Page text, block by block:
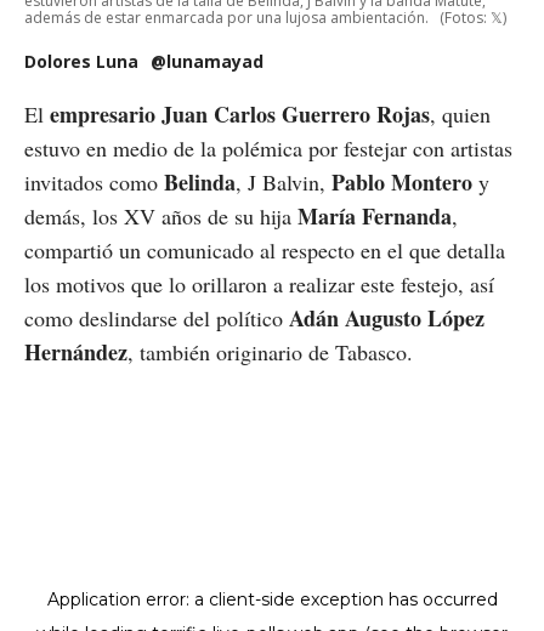
además de estar enmarcada por una lujosa ambientación.
(Fotos: 𝕏)
Dolores Luna @lunamayad
El empresario Juan Carlos Guerrero Rojas, quien
estuvo en medio de la polémica por festejar con artistas
invitados como Belinda, J Balvin, Pablo Montero y
demás, los XV años de su hija María Fernanda,
compartió un comunicado al respecto en el que detalla
los motivos que lo orillaron a realizar este festejo, así
como deslindarse del político Adán Augusto López
Hernández, también originario de Tabasco.